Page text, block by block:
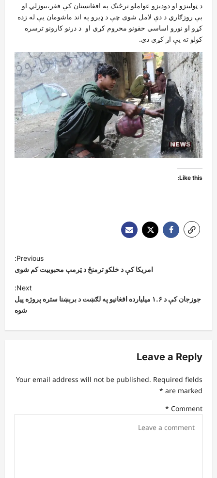
د ټولینزو او دودیزو عواملو ترڅنګ په افغانستان کې فقر،بیوزلي او
بې روزګاري د دې لامل شوی چې د ډیرو په اند ماشومان یې له زده
کړو او نورو اساسي حقونو محروم کړي او د درنو کارونو ترسره
کولو ته یې اړ کړي دي.
Like this:
t
a
i
a
i
Previous:
امريکا کې د خلکو ترمنځ د ټرمپ محبوبیت کم شوی
Next:
جوزجان کې د ۱.۶ میلیارده افغانیو په لګښت د برېښنا ستره پروژه پیل
شوه
Leave a Reply
Your email address will not be published. Required fields
are marked
*
Comment
*